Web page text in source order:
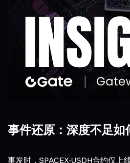
事件还原：深度不足如
事发时，SPACEX-USDH合约仅上